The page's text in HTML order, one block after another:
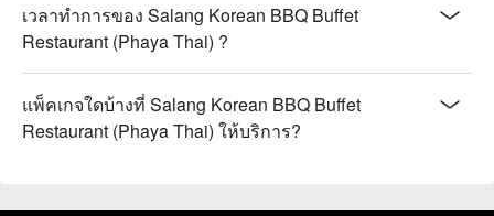
เวลาทำการของ Salang Korean BBQ Buffet
Restaurant (Phaya Thai) ?
แพ็คเกจใดบ้างที่ Salang Korean BBQ Buffet
Restaurant (Phaya Thai) ให้บริการ?